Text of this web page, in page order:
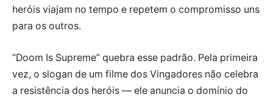
heróis viajam no tempo e repetem o compromisso uns
para os outros.
“Doom Is Supreme” quebra esse padrão. Pela primeira
vez, o slogan de um filme dos Vingadores não celebra
a resistência dos heróis — ele anuncia o domínio do